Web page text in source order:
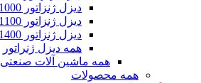
دیزل ژنزاتور 1000 کاوا
دیزل ژنزاتور 1100 کاوا
دیزل ژنزاتور 1400 کاوا
همه دیزل ژنراتور
همه ماشین آلات صنعتی
همه محصولات